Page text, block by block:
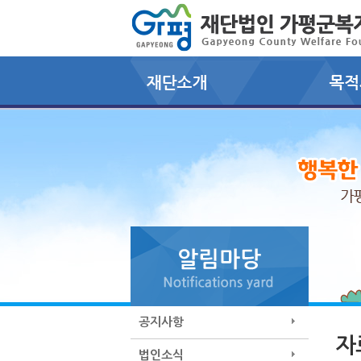
공지사항
법인소식 자